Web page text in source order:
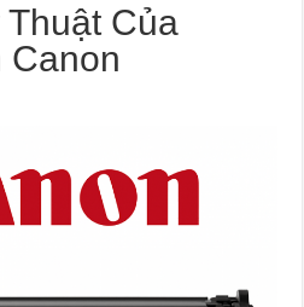
Của
Canon